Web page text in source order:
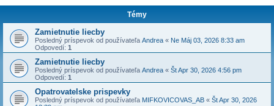
Témy
Zamietnutie liecby
Posledný príspevok od používateľa Andrea « Ne Máj 03, 2026 8:33 am
Odpovedí: 1
Zamietnutie liecby
Posledný príspevok od používateľa Andrea « Št Apr 30, 2026 4:56 pm
Odpovedí: 1
Opatrovatelske prispevky
Posledný príspevok od používateľa MIFKOVICOVAS_AB « Št Apr 30, 2026